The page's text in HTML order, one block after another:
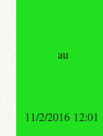
au
11/2/2016 12:01